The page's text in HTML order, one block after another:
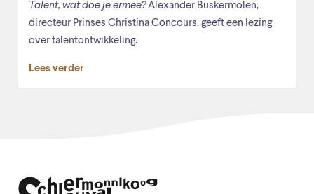
Talent, wat doe je ermee?Alexander Buskermolen,
directeur Prinses Christina Concours, geeft een lezing
over talentontwikkeling.
Lees verder